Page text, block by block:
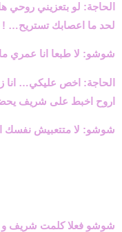
الحاجة: لو بتعزيني روحي
لحد ما اعصابك تستريح… !
شوشو: لا طبعا انا
الحاجة: اخص عليكي… انا
اروح اخبط على شريف
شوشو: لا متتعبيش نفسك
شوشو فعلا كلمت شريف و